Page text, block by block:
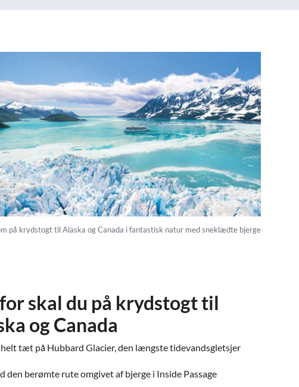
på krydstogt til Alaska og Canada i fantastisk natur med sneklædte bjerge
skal du på krydstogt til
og Canada
tæt på Hubbard Glacier, den længste tidevandsgletsjer
den berømte rute omgivet af bjerge i Inside Passage